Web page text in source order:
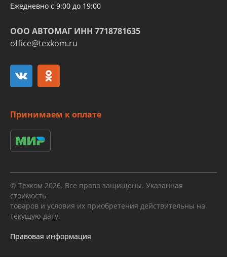
Ежедневно с 9:00 до 19:00
ООО АВТОМАГ ИНН 7718781635
office@texkom.ru
Принимаем к оплате
© Техком 2026. Все права защищены. Указанная
стоимость
товаров и условия их приобретения действительны на
текущую дату.
Правовая информация